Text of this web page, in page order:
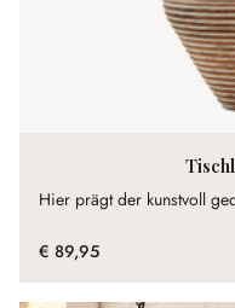
Hier prägt der kunstvoll
€ 89,95